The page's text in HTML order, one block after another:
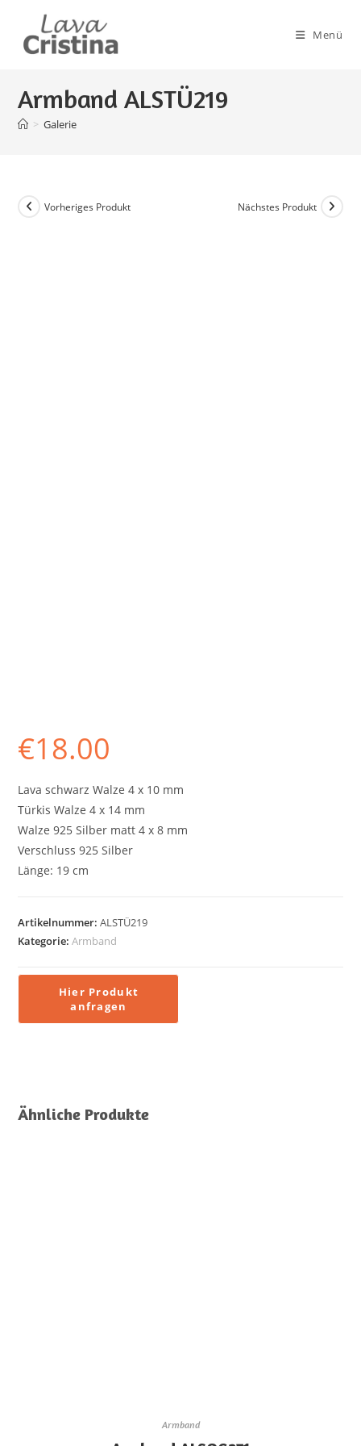
springen
Menü
Armband ALSTÜ219
> Galerie
Vorheriges Produkt Nächstes Produkt
€18.00
Lava schwarz Walze 4 x 10 mm
Türkis Walze 4 x 14 mm
Walze 925 Silber matt 4 x 8 mm
Verschluss 925 Silber
Länge: 19 cm
Artikelnummer:ALSTÜ219
Kategorie:Armband
Ähnliche Produkte
Armband